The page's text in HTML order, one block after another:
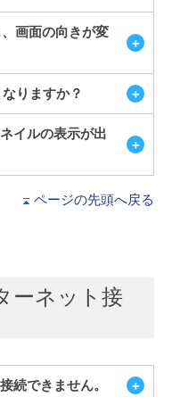
画面の向きが変
りますか？
イルの表示が出
ページの先頭へ戻る
ーネット接
続できません。